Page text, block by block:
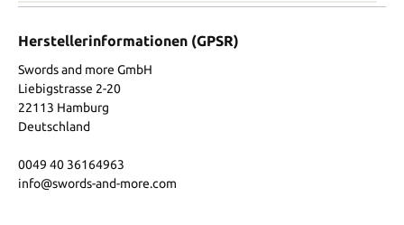
Herstellerinformationen (GPSR)
Swords and more GmbH
Liebigstrasse 2-20
22113 Hamburg
Deutschland
0049 40 36164963
info@swords-and-more.com